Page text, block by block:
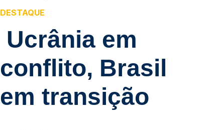
DESTAQUE
Ucrânia em
conflito, Brasil
em transição